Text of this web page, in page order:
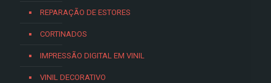
REPARAÇÃO DE ESTORES
CORTINADOS
IMPRESSÃO DIGITAL EM VINIL
VINIL DECORATIVO